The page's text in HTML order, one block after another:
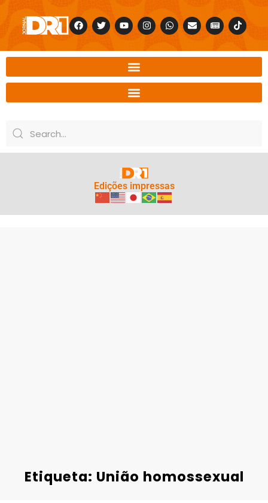
Edições impressas
Etiqueta: União homossexual